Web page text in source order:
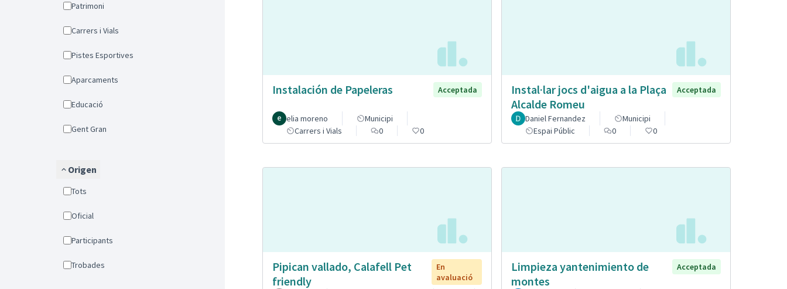
Patrimoni
Carrers i Vials
Pistes Esportives
Aparcaments
Educació
Gent Gran
Origen
Tots
Oficial
Participants
Trobades
Instalación de Papeleras Acceptada
elia moreno
Municipi
Carrers i Vials
0 0
Instal·lar jocs d'aigua a la Plaça
Alcalde Romeu
Acceptada
Daniel Fernandez
Municipi
Espai Públic
0 0
Pipican vallado, Calafell Pet
friendly
En
avaluació
Limpieza yantenimiento de
montes
Acceptada